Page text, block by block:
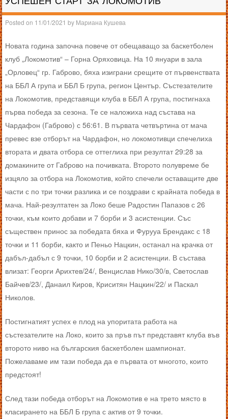
Posted on 11/01/2021 by Мариана Кушева
Новата година започна повече от обещаващо за баскетболен
клуб „Локомотив“ – Горна Оряховица. На 10 януари в зала
„Орловец“ гр. Габрово, бяха изиграни срещите от първенствата
на ББЛ А група и ББЛ Б група, регион Център. Състезателите
на Локомотив, представящи клуба в ББЛ А група, постигнаха
първа победа за сезона. Те се наложиха над състава на
Чардафон (Габрово) с 56:61. В първата четвъртина от мача
превес взе отборът на Чардафон, но локомотивци спечелиха
втората и двата отбора се оттеглиха при резултат 29:28 за
домакините от Габрово на почивката. Второто полувреме бе
изцяло за отбора на Локомотив, който спечели оставащите две
части с по три точки разлика и се поздрави с крайната победа в
мача. Най-резултатен за Локо беше Радостин Папазов с 26
точки, към които добави и 7 борби и 3 асистенции. Със
съществен принос за победата бяха и Фурууа Брендакс с 18
точки и 11 борби, както и Пеньо Нацкин, останал на крачка от
дабъл-дабъл с 9 точки, 10 борби и 2 асистенции. В състава
влизат: Георги Арихтев/24/, Венцислав Нико/30/в, Светослав
Байчев/23/, Данаил Киров, Криситян Нацкин/22/ и Паскал
Николов.
Постигнатият успех е плод на упоритата работа на
състезателите на Локо, които за пръв път представят клуба във
второто ниво на българския баскетболен шампионат.
Пожелаваме им тази победа да е първата от многото, които
предстоят!
След тази победа отборът на Локомотив е на трето място в
класирането на ББЛ Б група с актив от 9 точки.